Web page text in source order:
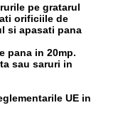
pe gratarul
orificiile de
si apasati pana
pana in 20mp.
sau saruri in
UE in